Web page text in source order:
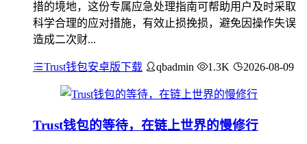
措的境地，这份专属应急处理指南可帮助用户及时采取
科学合理的应对措施，有效止损挽损，避免因操作失误
造成二次财...
Trust钱包安卓版下载 qbadmin 1.3K 2026-08-09
Trust钱包的等待，在链上世界的慢修行